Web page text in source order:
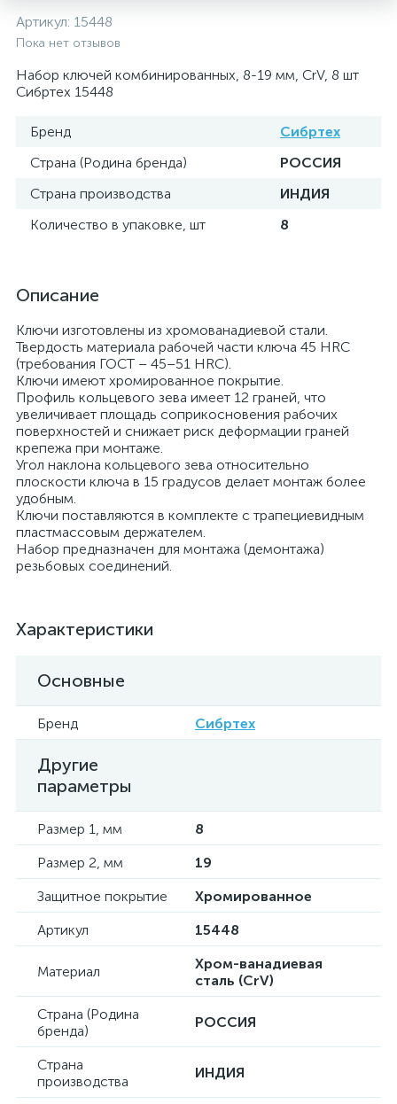
Артикул: 15448
Пока нет отзывов
Набор ключей комбинированных, 8-19 мм, CrV, 8 шт
Сибртех 15448
Бренд
Сибртех
Страна (Родина бренда)
РОССИЯ
Страна производства
ИНДИЯ
Количество в упаковке, шт
8
Описание
Ключи изготовлены из хромованадиевой стали.
Твердость материала рабочей части ключа 45 HRС
(требования ГОСТ – 45–51 HRС).
Ключи имеют хромированное покрытие.
Профиль кольцевого зева имеет 12 граней, что
увеличивает площадь соприкосновения рабочих
поверхностей и снижает риск деформации граней
крепежа при монтаже.
Угол наклона кольцевого зева относительно
плоскости ключа в 15 градусов делает монтаж более
удобным.
Ключи поставляются в комплекте с трапециевидным
пластмассовым держателем.
Набор предназначен для монтажа (демонтажа)
резьбовых соединений.
Характеристики
Основные
Бренд Сибртех
Другие
параметры
Размер 1, мм
8
Размер 2, мм
19
Защитное покрытие
Хромированное
Артикул
15448
Материал
Хром-ванадиевая
сталь (CrV)
Страна (Родина
бренда)
РОССИЯ
Страна
производства
ИНДИЯ